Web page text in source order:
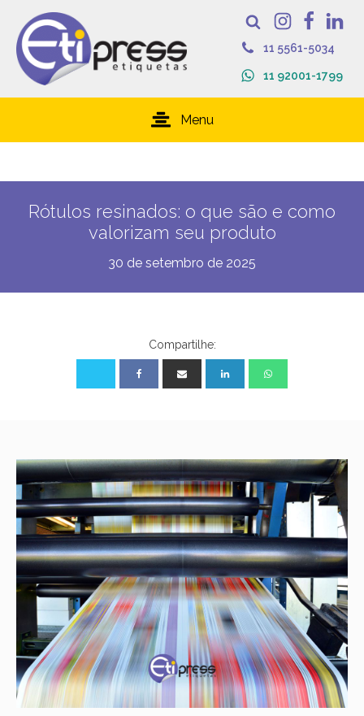
11 5561-5034
11 92001-1799
Menu
Rótulos resinados: o que são e como
valorizam seu produto
30 de setembro de 2025
Compartilhe: